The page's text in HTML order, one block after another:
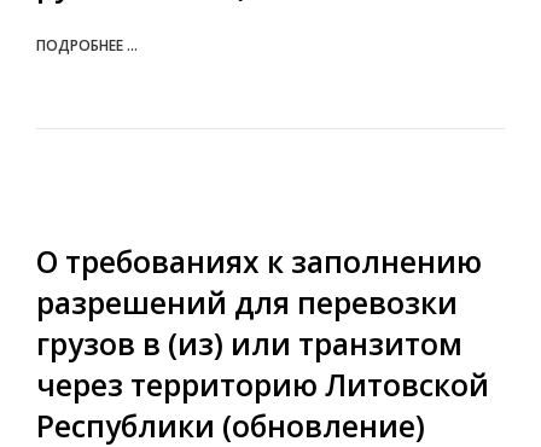
ПОДРОБНЕЕ ...
О требованиях к заполнению
разрешений для перевозки
грузов в (из) или транзитом
через территорию Литовской
Республики (обновление)